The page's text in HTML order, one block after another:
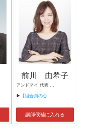
前川 由希子
アンドマイ 代表 組織活性化コンサルタント
▶ 【組合員の心をぐっと掴むコミュニケーション術～組合員が「あなたが言うなら」と動き出す３ステップ～】
講師候補に入れる